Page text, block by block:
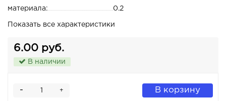
материала:
0.2
Показать все характеристики
6.00 руб.
В наличии
+
- В корзину